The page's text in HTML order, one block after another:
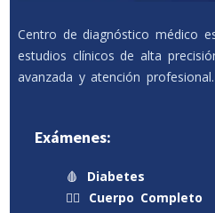
Centro de diagnóstico médico
estudios clínicos de alta
avanzada y atención profesional.
Exámenes:
🩸
Diabetes
🧍‍♂️
Cuerpo Completo